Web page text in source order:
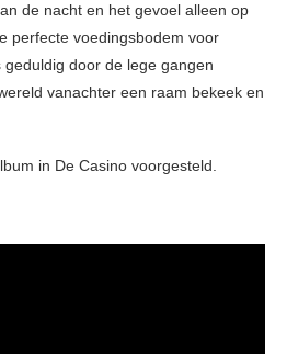
de nacht en het gevoel alleen op
perfecte voedingsbodem voor
door de lege gangen
vanachter een raam bekeek en
in De Casino voorgesteld.